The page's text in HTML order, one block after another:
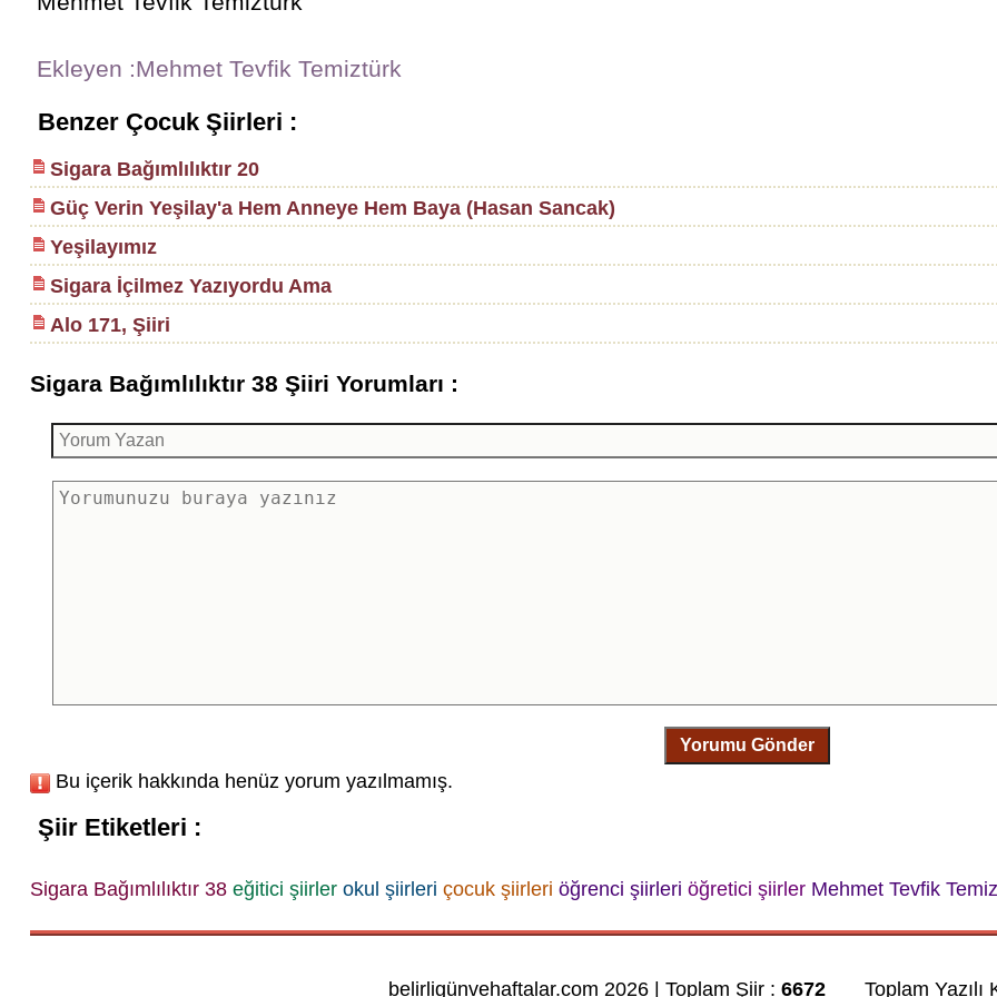
Ekleyen :Mehmet Tevfik Temiztürk
Benzer Çocuk Şiirleri :
Sigara Bağımlılıktır 20
Güç Verin Yeşilay'a Hem Anneye Hem Baya (Hasan Sancak)
Yeşilayımız
Sigara İçilmez Yazıyordu Ama
Alo 171, Şiiri
Sigara Bağımlılıktır 38 Şiiri Yorumları :
Yorumu Gönder
Bu içerik hakkında henüz yorum yazılmamış.
Şiir Etiketleri :
Sigara Bağımlılıktır 38 eğitici şiirler okul şiirleri çocuk şiirleri öğrenci şiirleri öğretici şiirler Mehmet Tevfik
belirligünvehaftalar.com 2026 | Toplam Şiir :6672 Toplam Yazılı